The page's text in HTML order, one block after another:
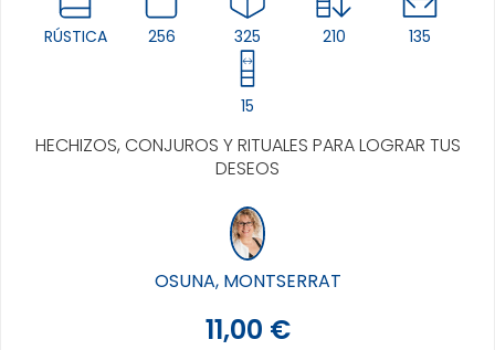
RÚSTICA 256 325 210 135
15
HECHIZOS, CONJUROS Y RITUALES PARA LOGRAR TUS
DESEOS
OSUNA, MONTSERRAT
11,00 €